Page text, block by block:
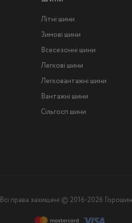
Літні шини
Зимові шини
Всесезонні шини
Легкові шини
Легковантажнi шини
Вантажнi шини
Сільгосп шини
Всі права захищені © 2016-2026